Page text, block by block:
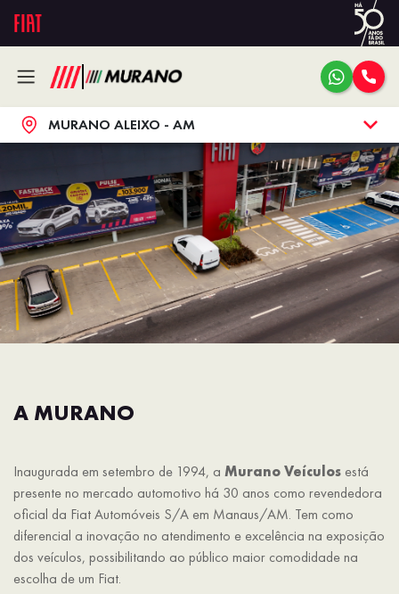
MURANO ALEIXO - AM
A MURANO
Inaugurada em setembro de 1994, a Murano Veículos está
presente no mercado automotivo há 30 anos como revendedora
oficial da Fiat Automóveis S/A em Manaus/AM. Tem como
diferencial a inovação no atendimento e excelência na exposição
dos veículos, possibilitando ao público maior comodidade na
escolha de um Fiat.